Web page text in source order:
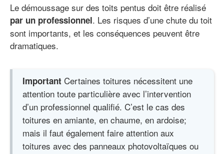
Le démoussage sur des toits pentus doit être réalisé
par un professionnel. Les risques d’une chute du toit
sont importants, et les conséquences peuvent être
dramatiques.
Important Certaines toitures nécessitent une
attention toute particulière avec l’intervention
d’un professionnel qualifié. C’est le cas des
toitures en amiante, en chaume, en ardoise;
mais il faut également faire attention aux
toitures avec des panneaux photovoltaïques ou